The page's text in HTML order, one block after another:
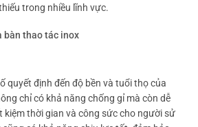
trong nhiều lĩnh vực.
bàn thao tác inox
quyết định đến độ bền và tuổi thọ của
chỉ có khả năng chống gỉ mà còn dễ
kiệm thời gian và công sức cho người sử